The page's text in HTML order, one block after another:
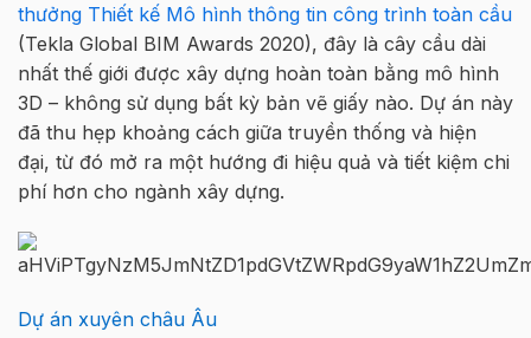
thưởng Thiết kế Mô hình thông tin công trình toàn cầu
(Tekla Global BIM Awards 2020), đây là cây cầu dài
nhất thế giới được xây dựng hoàn toàn bằng mô hình
3D – không sử dụng bất kỳ bản vẽ giấy nào. Dự án này
đã thu hẹp khoảng cách giữa truyền thống và hiện
đại, từ đó mở ra một hướng đi hiệu quả và tiết kiệm chi
phí hơn cho ngành xây dựng.
Dự án xuyên châu Âu